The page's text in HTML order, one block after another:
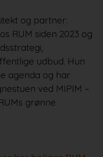
og partner:
RUM siden 2023 og
udbud. Hun
agenda og har
ved MIPIM –
grønne